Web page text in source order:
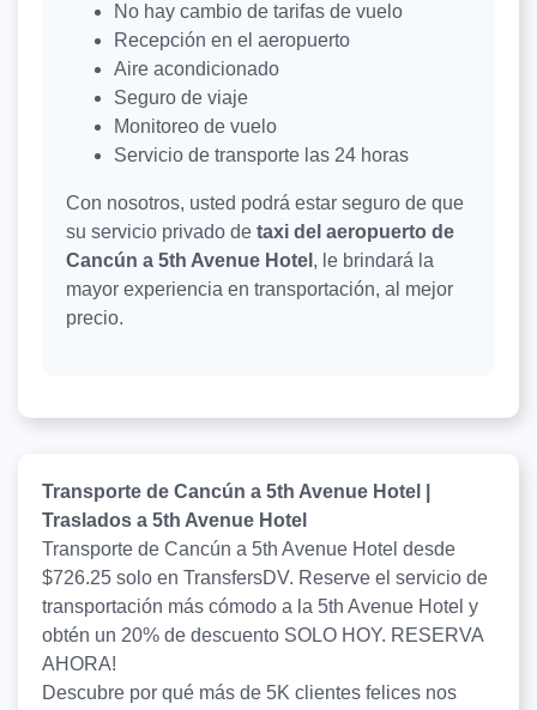
No hay cambio de tarifas de vuelo
Recepción en el aeropuerto
Aire acondicionado
Seguro de viaje
Monitoreo de vuelo
Servicio de transporte las 24 horas
Con nosotros, usted podrá estar seguro de que
su servicio privado de taxi del aeropuerto de
Cancún a 5th Avenue Hotel , le brindará la
mayor experiencia en transportación, al mejor
precio.
Transporte de Cancún a 5th Avenue Hotel |
Traslados a 5th Avenue Hotel
Transporte de Cancún a 5th Avenue Hotel desde
$726.25 solo en TransfersDV. Reserve el servicio de
transportación más cómodo a la 5th Avenue Hotel y
obtén un 20% de descuento SOLO HOY. RESERVA
AHORA!
Descubre por qué más de 5K clientes felices nos